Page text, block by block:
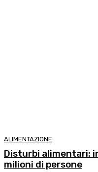
ALIMENTAZIONE
Disturbi alimentari:
milioni di persone